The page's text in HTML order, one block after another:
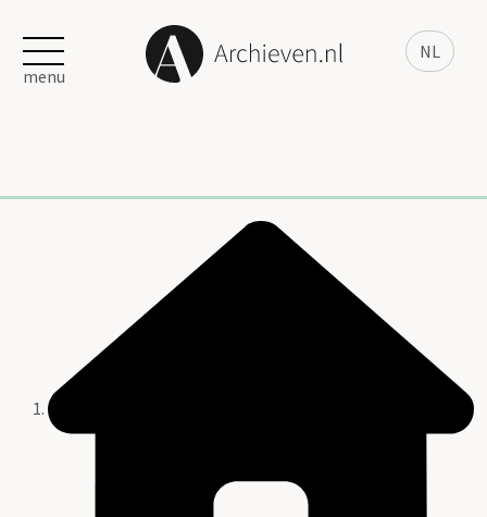
NL
menu